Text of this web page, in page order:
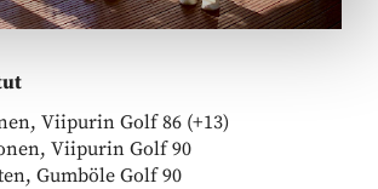
Viipurin Golf 86 (+13)
Viipurin Golf 90
Gumböle Golf 90